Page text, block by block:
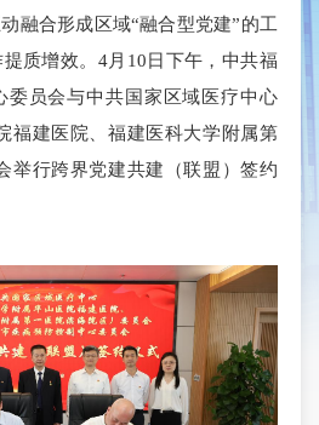
融合形成区域“融合型党建”的工
质增效。4月10日下午，中共福
委员会与中共国家区域医疗中心
福建医院、福建医科大学附属第
举行跨界党建共建（联盟）签约